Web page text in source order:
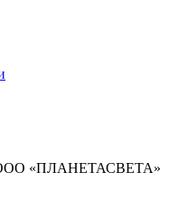
«ПЛАНЕТАСВЕТА»